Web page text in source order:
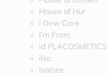
House of Hur
I Dew Care
I’m From
id PLACOSMETICS
ilso
Isntree